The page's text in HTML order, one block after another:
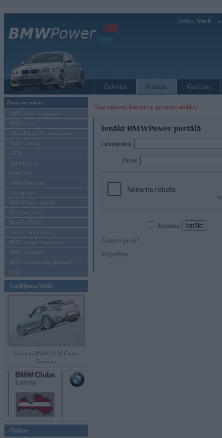
Sveiks, Viesi!
Galvenā Forums Galerijas
Ziņas un raksti
BMW modeļu jaunumi
BMW testi
Tehnoloģijas & sasniegumi
BMW Latvijā
MINI
Rolls-Royce
Pasākumi
Vadāmības tests
Autosports
BMWPower aktuāli
Reklāmas raksti
Mēneša BMW
Sērijveida tūnings
BMW pasaules jaunumi
BMW koncepti
BMW konkurentu jaunumi
Moto
Gadījuma bilde
Hamann BMW Z4 M Coupe
Renntaxi
Online
Tikai reģistrēti lietotāji var pievienot atbildes!
Ienākt BMWPower portālā
Lietotājvārds:
Parole:
Atcerēties
Aizmirsi paroli?
Reģistrēties